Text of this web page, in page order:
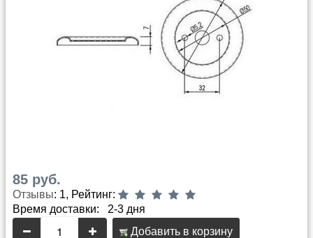
85 руб.
Отзывы: 1, Рейтинг:
Время доставки: 2-3 дня
Добавить в корзину